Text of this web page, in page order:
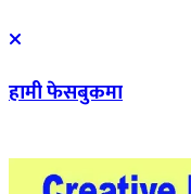
हामी फेसबुकमा